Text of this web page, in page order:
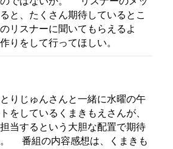
と、たくさん期待しているとこ
リスナーに聞いてもらえるよ
りをして行ってほしい。
りじゅんさんと一緒に水曜の午
をしているくまきもえさんが、
当するという大胆な配置で期待
番組の内容感想は、くまきも